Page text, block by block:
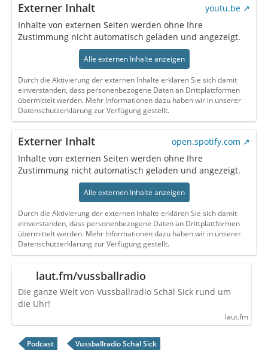
Externer Inhalt
youtu.be
Inhalte von externen Seiten werden ohne Ihre
Zustimmung nicht automatisch geladen und angezeigt.
Alle externen Inhalte anzeigen
Durch die Aktivierung der externen Inhalte erklären Sie sich damit
einverstanden, dass personenbezogene Daten an Drittplattformen
übermittelt werden. Mehr Informationen dazu haben wir in unserer
Datenschutzerklärung zur Verfügung gestellt.
Externer Inhalt
open.spotify.com
Inhalte von externen Seiten werden ohne Ihre
Zustimmung nicht automatisch geladen und angezeigt.
Alle externen Inhalte anzeigen
Durch die Aktivierung der externen Inhalte erklären Sie sich damit
einverstanden, dass personenbezogene Daten an Drittplattformen
übermittelt werden. Mehr Informationen dazu haben wir in unserer
Datenschutzerklärung zur Verfügung gestellt.
laut.fm/vussballradio
Die ganze Welt von Vussballradio Schäl Sick rund um
die Uhr!
laut.fm
Podcast Vussballradio Schäl Sick